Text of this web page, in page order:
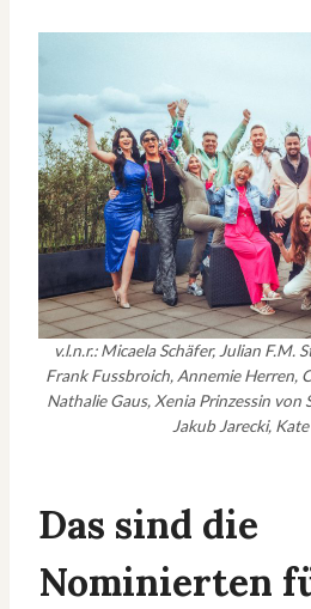
v.l.n.r.: Micaela Schäfer, Julian F.M.
Frank Fussbroich, Annemie Herren,
Nathalie Gaus, Xenia Prinzessin von
Jakub Jarecki,
Das sind die
Nominierten